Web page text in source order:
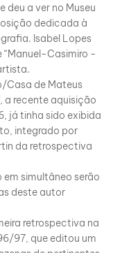
deu a ver no Museu
dedicada à
Isabel Lopes
“Manuel-Casimiro -
Casa de Mateus
a recente aquisição
já tinha sido exibida
integrado por
da retrospectiva
em simultâneo serão
deste autor
retrospectiva na
97, que editou um